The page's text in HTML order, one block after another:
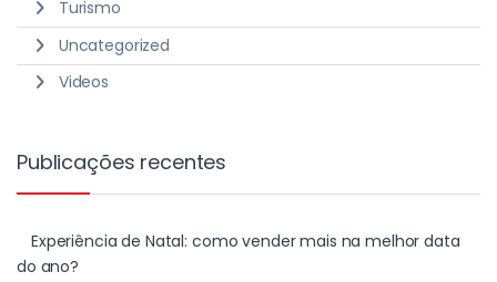
Turismo
Uncategorized
Videos
Publicações recentes
Experiência de Natal: como vender mais na melhor data
do ano?